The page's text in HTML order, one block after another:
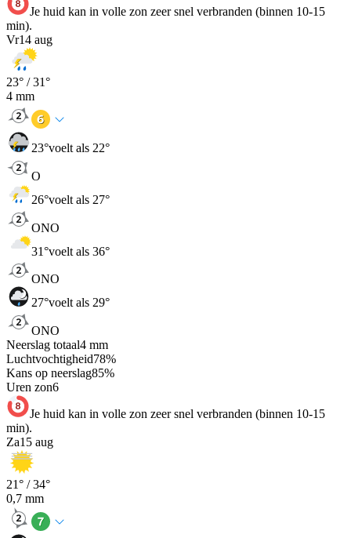
Je huid kan in volle zon zeer snel verbranden (binnen 10-15
min).
Vr14 aug
23° /31°
4 mm
23°voelt als 22°
O
26°voelt als 27°
ONO
31°voelt als 36°
ONO
27°voelt als 29°
ONO
Neerslag totaal4 mm
Luchtvochtigheid78%
Kans op neerslag85%
Uren zon6
Je huid kan in volle zon zeer snel verbranden (binnen 10-15
min).
Za15 aug
21° /34°
0,7 mm